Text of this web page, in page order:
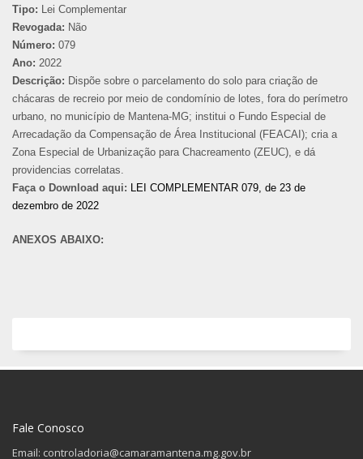
Tipo: Lei Complementar
Revogada: Não
Número: 079
Ano: 2022
Descrição: Dispõe sobre o parcelamento do solo para criação de
chácaras de recreio por meio de condomínio de lotes, fora do perímetro
urbano, no município de Mantena-MG; institui o Fundo Especial de
Arrecadação da Compensação de Área Institucional (FEACAI); cria a
Zona Especial de Urbanização para Chacreamento (ZEUC), e dá
providencias correlatas.
Faça o Download aqui: LEI COMPLEMENTAR 079, de 23 de
dezembro de 2022
ANEXOS ABAIXO:
Fale Conosco
Email: controladoria@camaramantena.mg.gov.br